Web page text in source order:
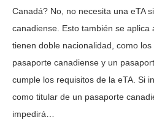
Canadá? No, no necesita una eTA
canadiense. Esto también se aplica
tienen doble nacionalidad, como
pasaporte canadiense y un
cumple los requisitos de la eTA. Si
como titular de un pasaporte
impedirá…